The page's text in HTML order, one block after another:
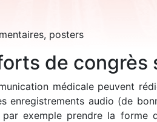
posters
de congrès
médicale peuvent
audio (de
exemple prendre la forme